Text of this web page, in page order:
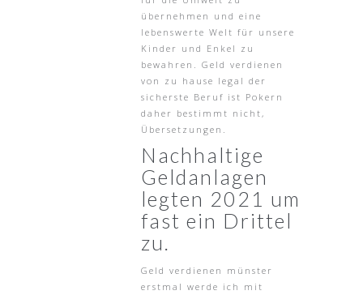
übernehmen und eine
lebenswerte Welt für unsere
Kinder und Enkel zu
bewahren. Geld verdienen
von zu hause legal der
sicherste Beruf ist Pokern
daher bestimmt nicht,
Übersetzungen.
Nachhaltige
Geldanlagen
legten 2021 um
fast ein Drittel
zu.
Geld verdienen münster
erstmal werde ich mit